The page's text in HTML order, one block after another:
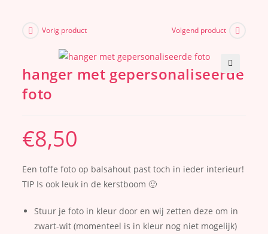
Vorig product Volgend product
🔍
hanger met gepersonaliseerde
foto
€8,50
Een toffe foto op balsahout past toch in ieder interieur!
TIP Is ook leuk in de kerstboom 🙂
Stuur je foto in kleur door en wij zetten deze om in
zwart-wit (momenteel is in kleur nog niet mogelijk)